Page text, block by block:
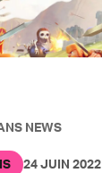
NEWS
24 JUIN 2022